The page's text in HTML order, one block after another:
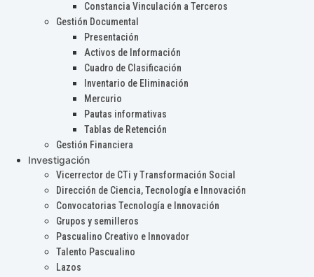
Constancia Vinculación a Terceros
Gestión Documental
Presentación
Activos de Información
Cuadro de Clasificación
Inventario de Eliminación
Mercurio
Pautas informativas
Tablas de Retención
Gestión Financiera
Investigación
Vicerrector de CTi y Transformación Social
Dirección de Ciencia, Tecnología e Innovación
Convocatorias Tecnología e Innovación
Grupos y semilleros
Pascualino Creativo e Innovador
Talento Pascualino
Lazos